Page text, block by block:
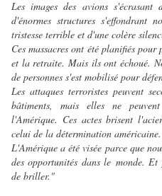
Les images des avions s'écrasant
d'énormes structures s'effondrant
tristesse terrible et d'une colère
Ces massacres ont été planifiés
et la retraite. Mais ils ont échoué.
de personnes s'est mobilisé pour
Les attaques terroristes peuvent
bâtiments, mais elles ne
l'Amérique. Ces actes brisent
celui de la détermination américaine.
L'Amérique a été visée parce que
des opportunités dans le monde. Et
de briller."